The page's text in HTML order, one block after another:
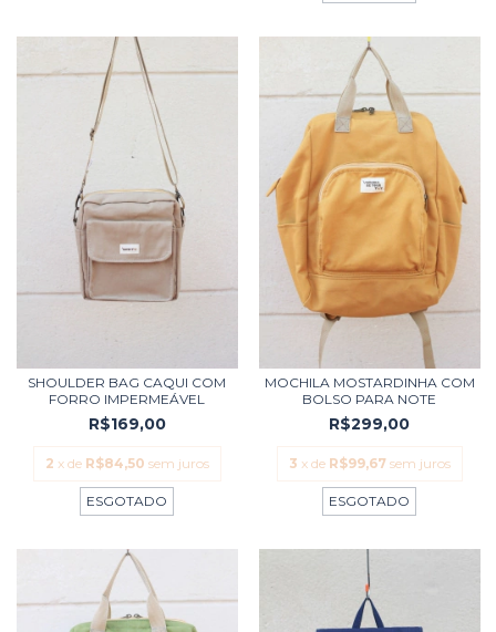
SHOULDER BAG CAQUI COM
FORRO IMPERMEÁVEL
R$169,00
2 x de R$84,50 sem juros
ESGOTADO
MOCHILA MOSTARDINHA COM
BOLSO PARA NOTE
R$299,00
3 x de R$99,67 sem juros
ESGOTADO